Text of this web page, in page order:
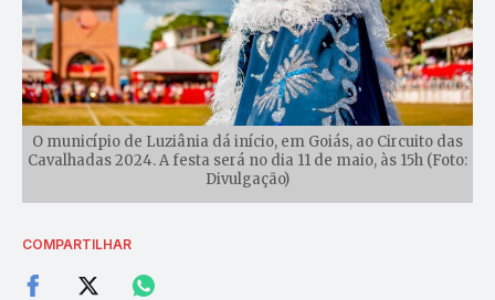
O município de Luziânia dá início, em Goiás, ao Circuito das
Cavalhadas 2024. A festa será no dia 11 de maio, às 15h (Foto:
Divulgação)
COMPARTILHAR